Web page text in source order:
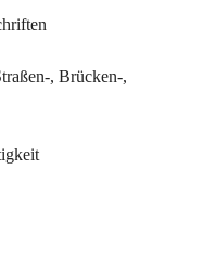
, Brücken-,